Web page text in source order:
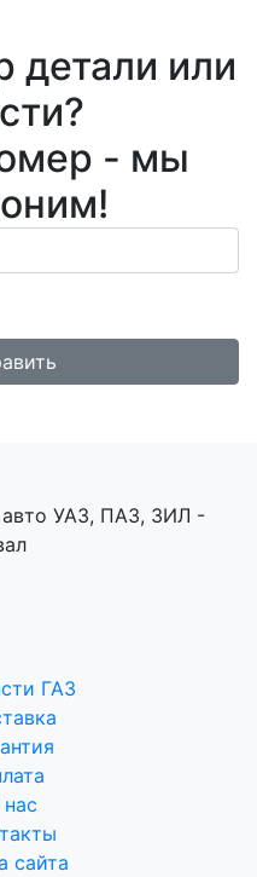
детали или
- мы
ГАЗ
сайта